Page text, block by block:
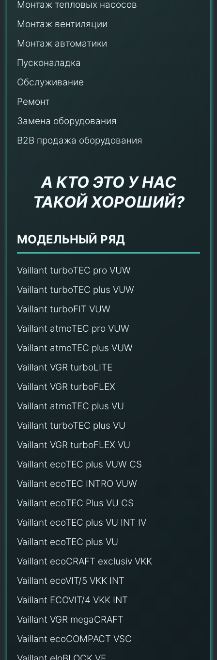
Монтаж тепловых насосов
Монтаж вентиляции
Монтаж автоматики
Пусконаладка
Обслуживание
Ремонт
Замена оборудования
B2B продажа оборудования
А КТО ЭТО У НАС
ТАКОЙ ХОРОШИЙ?
МОДЕЛЬНЫЙ РЯД
Vaillant turboTEC pro VUW
Vaillant turboTEC plus VUW
Vaillant turboFIT VUW
Vaillant atmoTEC pro VUW
Vaillant atmoTEC plus VUW
Vaillant VGR turboLITE
Vaillant VGR turboFLEX
Vaillant atmoTEC plus VU
Vaillant turboTEC plus VU
Vaillant VGR turboFLEX VU
Vaillant ecoTEC plus VUW CS
Vaillant ecoTEC INTRO VUW
Vaillant ecoTEC Plus VU CS
Vaillant ecoTEC plus VU INT IV
Vaillant ecoTEC plus VU
Vaillant ecoCRAFT exclusiv VKK
Vaillant ecoVIT/5 VKK INT
Vaillant ECOVIT/4 VKK INT
Vaillant VGR megaCRAFT
Vaillant ecoCOMPACT VSC